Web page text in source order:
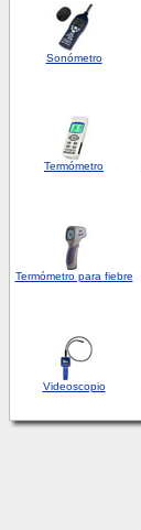
Sonómetro
Termómetro
Termómetro para fiebre
Videoscopio